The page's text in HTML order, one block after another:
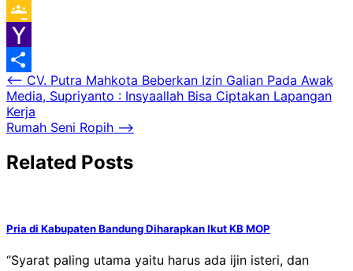
Gmail
Google
Classroom
Yahoo
Mail
Share
Navigasi
pos
⟵ CV. Putra Mahkota Beberkan Izin Galian Pada Awak
Media, Supriyanto : Insyaallah Bisa Ciptakan Lapangan
Kerja
Rumah Seni Ropih ⟶
Related Posts
Pria di Kabupaten Bandung Diharapkan Ikut KB MOP
“Syarat paling utama yaitu harus ada ijin isteri, dan